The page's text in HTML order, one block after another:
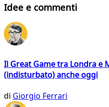
Idee e commenti
Il Great Game tra Londra e
(indisturbato) anche oggi
di Giorgio Ferrari